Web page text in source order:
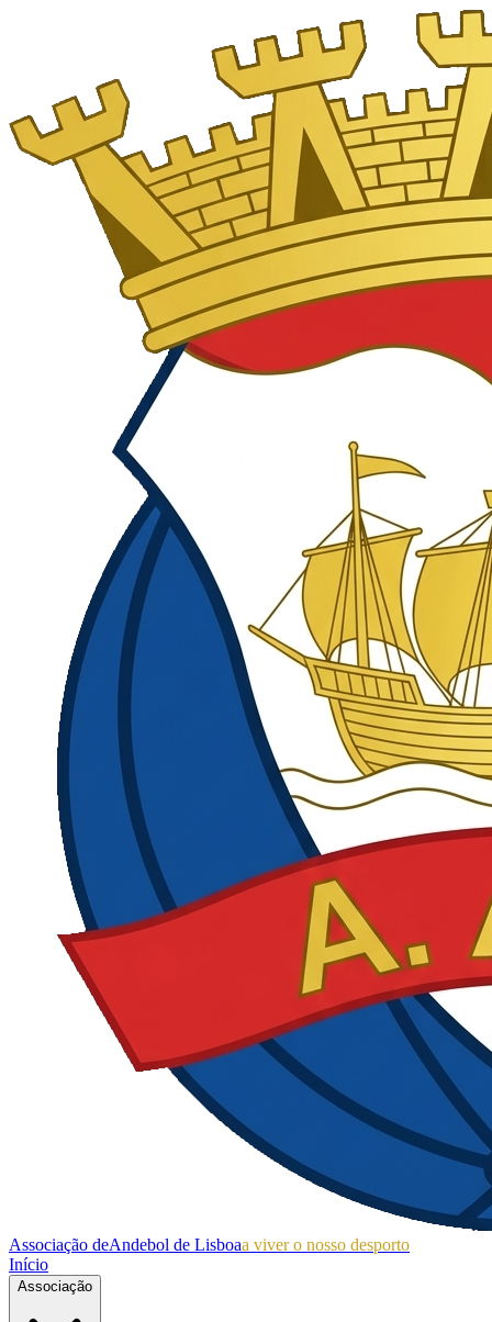
Associação deAndebol de Lisboaa viver o nosso desporto
Início
Associação